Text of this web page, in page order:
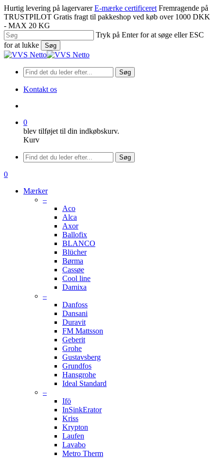
Spring
til
hovedindhold
Hurtig levering på lagervarer E-mærke certificeret Fremragende på
TRUSTPILOT Gratis fragt til pakkeshop ved køb over 1000 DKK
- MAX 20 KG
Tryk på Enter for at søge eller ESC
for at lukke
Søg
Luk
Søg
Kontakt os
0
blev tilføjet til din indkøbskurv.
Kurv
Menu
Søg
søge
0
Mærker
–
Aco
Alca
Axor
Ballofix
BLANCO
Blücher
Børma
Cassøe
Cool line
Damixa
–
Danfoss
Dansani
Duravit
FM Mattsson
Geberit
Grohe
Gustavsberg
Grundfos
Hansgrohe
Ideal Standard
–
Ifö
InSinkErator
Kriss
Krypton
Laufen
Lavabo
Metro Therm